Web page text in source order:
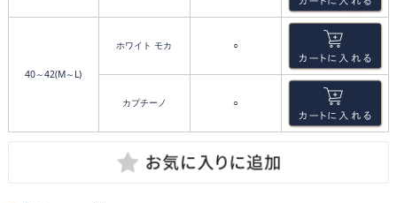
40～42(M～L)
ホワイト モカ ○
カプチーノ ○